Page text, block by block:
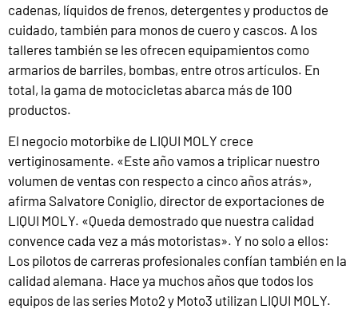
cadenas, líquidos de frenos, detergentes y productos de
cuidado, también para monos de cuero y cascos. A los
talleres también se les ofrecen equipamientos como
armarios de barriles, bombas, entre otros artículos. En
total, la gama de motocicletas abarca más de 100
productos.
El negocio motorbike de LIQUI MOLY crece
vertiginosamente. «Este año vamos a triplicar nuestro
volumen de ventas con respecto a cinco años atrás»,
afirma Salvatore Coniglio, director de exportaciones de
LIQUI MOLY. «Queda demostrado que nuestra calidad
convence cada vez a más motoristas». Y no solo a ellos:
Los pilotos de carreras profesionales confían también en la
calidad alemana. Hace ya muchos años que todos los
equipos de las series Moto2 y Moto3 utilizan LIQUI MOLY.